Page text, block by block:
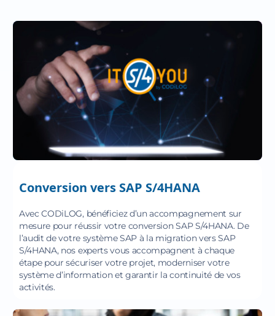
Conversion vers SAP S/4HANA
Avec CODiLOG, bénéficiez d’un accompagnement sur
mesure pour réussir votre conversion SAP S/4HANA. De
l’audit de votre système SAP à la migration vers SAP
S/4HANA, nos experts vous accompagnent à chaque
étape pour sécuriser votre projet, moderniser votre
système d’information et garantir la continuité de vos
activités.